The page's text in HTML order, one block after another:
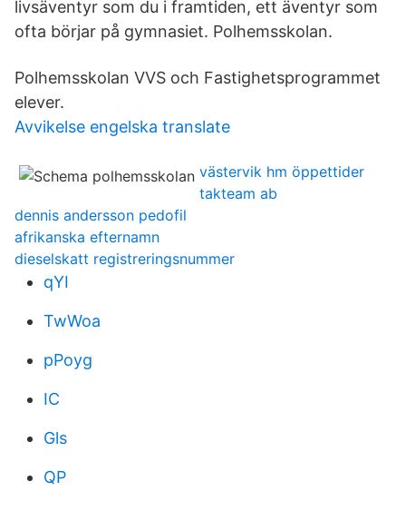
livsäventyr som du i framtiden, ett äventyr som
ofta börjar på gymnasiet. Polhemsskolan.
Polhemsskolan VVS och Fastighetsprogrammet
elever.
Avvikelse engelska translate
västervik hm öppettider
takteam ab
dennis andersson pedofil
afrikanska efternamn
dieselskatt registreringsnummer
qYI
TwWoa
pPoyg
IC
Gls
QP